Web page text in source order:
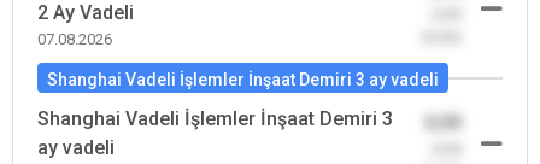
2 Ay Vadeli
07.08.2026
Shanghai Vadeli İşlemler İnşaat Demiri 3 ay vadeli
Shanghai Vadeli İşlemler İnşaat Demiri 3
ay vadeli
0,00